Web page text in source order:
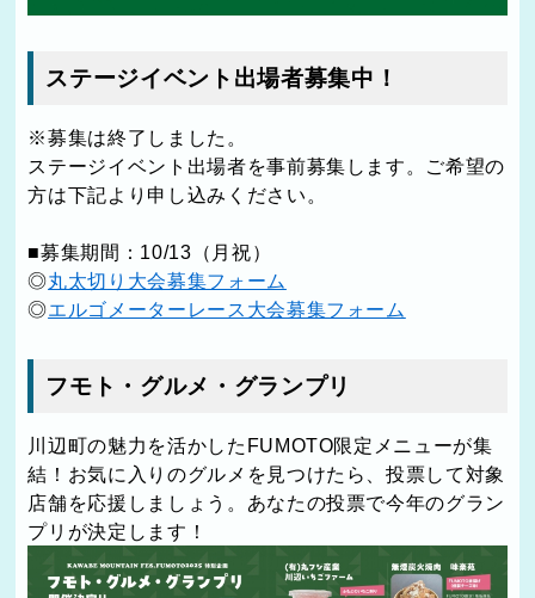
ステージイベント出場者募集中！
※募集は終了しました。
ステージイベント出場者を事前募集します。ご希望の
方は下記より申し込みください。
■募集期間：10/13（月祝）
◎丸太切り大会募集フォーム
◎エルゴメーターレース大会募集フォーム
フモト・グルメ・グランプリ
川辺町の魅力を活かしたFUMOTO限定メニューが集
結！お気に入りのグルメを見つけたら、投票して対象
店舗を応援しましょう。あなたの投票で今年のグラン
プリが決定します！